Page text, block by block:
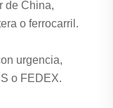
de China,
o ferrocarril.
urgencia,
o FEDEX.